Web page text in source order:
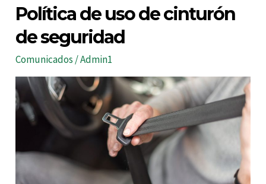
Política de uso de cinturón
de seguridad
Comunicados /Admin1
Política
de
uso
de
cinturón
seguridad